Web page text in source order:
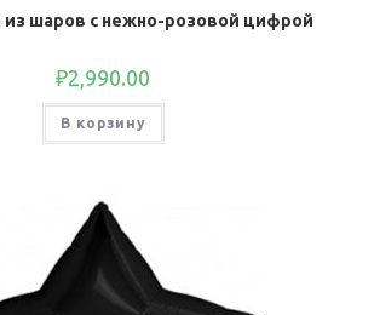
из шаров с нежно-розовой цифрой
₽2,990.00
В корзину